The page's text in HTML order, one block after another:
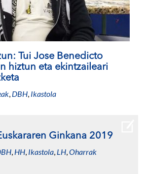
Tui Jose Benedicto
hiztun eta ekintzaileari
, DBH, Ikastola
Ginkana 2019
, HH, Ikastola, LH,Oharrak